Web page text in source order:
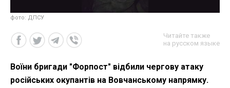
фото: ДПСУ
Читайте также
на русском языке
Воїни бригади "Форпост" відбили чергову атаку
російських окупантів на Вовчанському напрямку.